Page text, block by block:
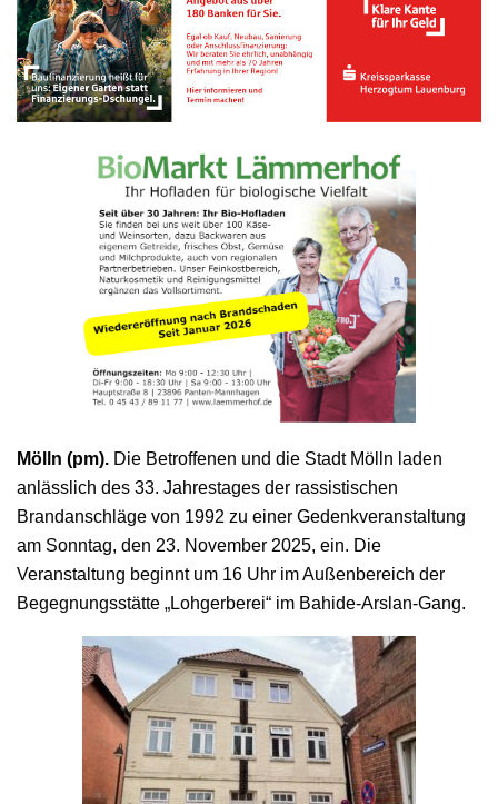
Mölln (pm). Die Betroffenen und die Stadt Mölln laden
anlässlich des 33. Jahrestages der rassistischen
Brandanschläge von 1992 zu einer Gedenkveranstaltung
am Sonntag, den 23. November 2025, ein. Die
Veranstaltung beginnt um 16 Uhr im Außenbereich der
Begegnungsstätte „Lohgerberei“ im Bahide-Arslan-Gang.